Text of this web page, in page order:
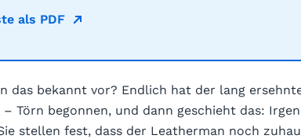
als PDF
das bekannt vor? Endlich hat der lang
Törn begonnen, und dann geschieht das:
stellen fest, dass der Leatherman noch